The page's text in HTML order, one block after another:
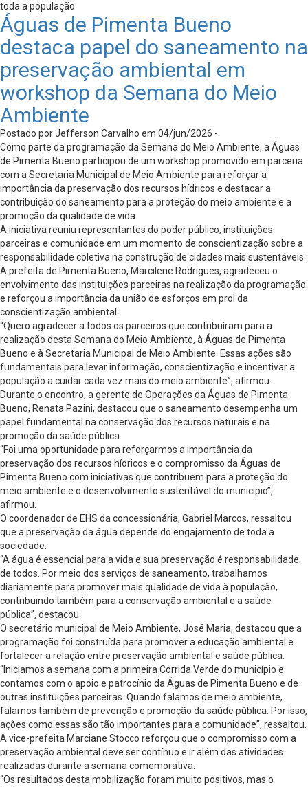
toda a população.
Águas de Pimenta Bueno
destaca papel do saneamento na
preservação ambiental em
workshop da Semana do Meio
Ambiente
Postado por Jefferson Carvalho em 04/jun/2026 -
Como parte da programação da Semana do Meio Ambiente, a Águas
de Pimenta Bueno participou de um workshop promovido em parceria
com a Secretaria Municipal de Meio Ambiente para reforçar a
importância da preservação dos recursos hídricos e destacar a
contribuição do saneamento para a proteção do meio ambiente e a
promoção da qualidade de vida.
A iniciativa reuniu representantes do poder público, instituições
parceiras e comunidade em um momento de conscientização sobre a
responsabilidade coletiva na construção de cidades mais sustentáveis.
A prefeita de Pimenta Bueno, Marcilene Rodrigues, agradeceu o
envolvimento das instituições parceiras na realização da programação
e reforçou a importância da união de esforços em prol da
conscientização ambiental.
“Quero agradecer a todos os parceiros que contribuíram para a
realização desta Semana do Meio Ambiente, à Águas de Pimenta
Bueno e à Secretaria Municipal de Meio Ambiente. Essas ações são
fundamentais para levar informação, conscientização e incentivar a
população a cuidar cada vez mais do meio ambiente”, afirmou.
Durante o encontro, a gerente de Operações da Águas de Pimenta
Bueno, Renata Pazini, destacou que o saneamento desempenha um
papel fundamental na conservação dos recursos naturais e na
promoção da saúde pública.
“Foi uma oportunidade para reforçarmos a importância da
preservação dos recursos hídricos e o compromisso da Águas de
Pimenta Bueno com iniciativas que contribuem para a proteção do
meio ambiente e o desenvolvimento sustentável do município”,
afirmou.
O coordenador de EHS da concessionária, Gabriel Marcos, ressaltou
que a preservação da água depende do engajamento de toda a
sociedade.
“A água é essencial para a vida e sua preservação é responsabilidade
de todos. Por meio dos serviços de saneamento, trabalhamos
diariamente para promover mais qualidade de vida à população,
contribuindo também para a conservação ambiental e a saúde
pública”, destacou.
O secretário municipal de Meio Ambiente, José Maria, destacou que a
programação foi construída para promover a educação ambiental e
fortalecer a relação entre preservação ambiental e saúde pública.
“Iniciamos a semana com a primeira Corrida Verde do município e
contamos com o apoio e patrocínio da Águas de Pimenta Bueno e de
outras instituições parceiras. Quando falamos de meio ambiente,
falamos também de prevenção e promoção da saúde pública. Por isso,
ações como essas são tão importantes para a comunidade”, ressaltou.
A vice-prefeita Marciane Stocco reforçou que o compromisso com a
preservação ambiental deve ser contínuo e ir além das atividades
realizadas durante a semana comemorativa.
“Os resultados desta mobilização foram muito positivos, mas o